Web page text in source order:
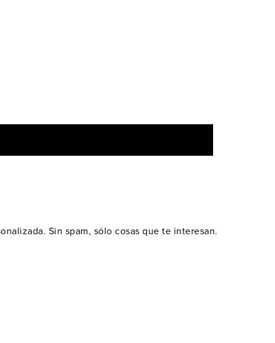
Sin spam, sólo cosas que te interesan.